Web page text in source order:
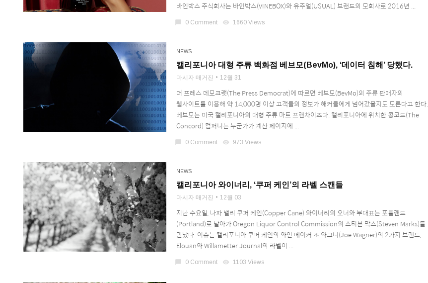
바인박스 주식회사는 바인박스(VINEBOX)와 유주얼(USUAL) 브랜드의 모회사로 2016년 ...
chat_bubble 0 Comment visibility 1660 Views
NEWS
캘리포니아 대형 주류 백화점 베브모(BevMo), ‘데이터 침해’ 당했다.
마시자 매거진 12월 31
더 프레스 데모크랫(The Press Democrat)에 따르면 베브모(BevMo)의 주류 판매자의
웹사이트를 이용해 약 14,000명 이상 고객들의 정보가 해커들에게 넘어갔을지도 모른다고 한다.
베브모는 미국 캘리포니아의 대형 주류 마트 프랜차이즈다. 캘리포니아에 위치한 콩코드(The
Concord) 컴퍼니는 누군가가 계산 페이지에 ...
chat_bubble 0 Comment visibility 973 Views
NEWS
캘리포니아 와이너리, ‘쿠퍼 케인’의 라벨 스캔들
마시자 매거진 12월 03
지난 수요일, 나파 밸리 쿠퍼 케인(Copper Cane) 와이너리의 오너와 부대표는 포틀랜드
(Portland)로 날아가 Oregon Liquor Control Commission의 스티븐 막스(Steven Marks)를
만났다. 이슈는 캘리포니아 쿠퍼 케인의 와인 메이커 조 와그너(Joe Wagner)의 2가지 브랜드,
Elouan와 Willametter Journal의 라벨이 ...
chat_bubble 0 Comment visibility 1103 Views